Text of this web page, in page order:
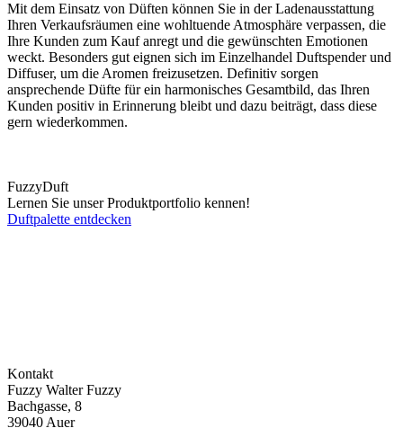
Mit dem Einsatz von Düften können Sie in der Ladenausstattung
Ihren Verkaufsräumen eine wohltuende Atmosphäre verpassen, die
Ihre Kunden zum Kauf anregt und die gewünschten Emotionen
weckt. Besonders gut eignen sich im Einzelhandel Duftspender und
Diffuser, um die Aromen freizusetzen. Definitiv sorgen
ansprechende Düfte für ein harmonisches Gesamtbild, das Ihren
Kunden positiv in Erinnerung bleibt und dazu beiträgt, dass diese
gern wiederkommen.
FuzzyDuft
Lernen Sie unser Produktportfolio kennen!
Duftpalette entdecken
Kontakt
Fuzzy Walter Fuzzy
Bachgasse, 8
39040 Auer